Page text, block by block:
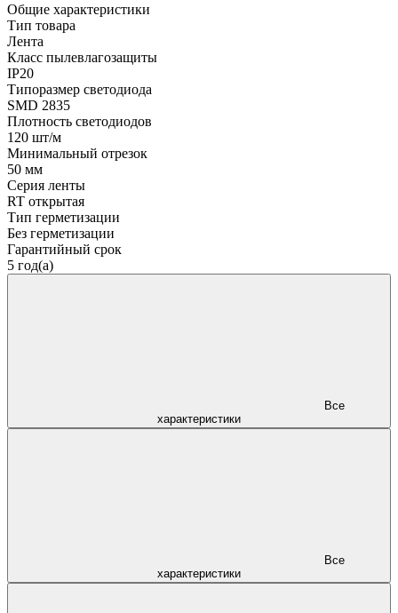
Общие характеристики
Тип товара
Лента
Класс пылевлагозащиты
IP20
Типоразмер светодиода
SMD 2835
Плотность светодиодов
120 шт/м
Минимальный отрезок
50 мм
Серия ленты
RT открытая
Тип герметизации
Без герметизации
Гарантийный срок
5 год(а)
характеристики
характеристики